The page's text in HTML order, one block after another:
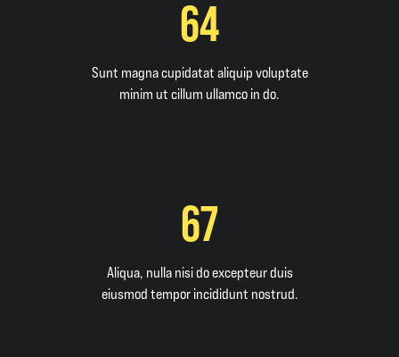
64
Sunt magna cupidatat aliquip voluptate
minim ut cillum ullamco in do.
67
Aliqua, nulla nisi do excepteur duis
eiusmod tempor incididunt nostrud.